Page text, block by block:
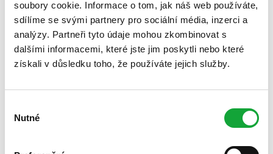
soubory cookie. Informace o tom, jak náš web používáte,
sdílíme se svými partnery pro sociální média, inzerci a
analýzy. Partneři tyto údaje mohou zkombinovat s
dalšími informacemi, které jste jim poskytli nebo které
získali v důsledku toho, že používáte jejich služby.
souhlasu
Nutné